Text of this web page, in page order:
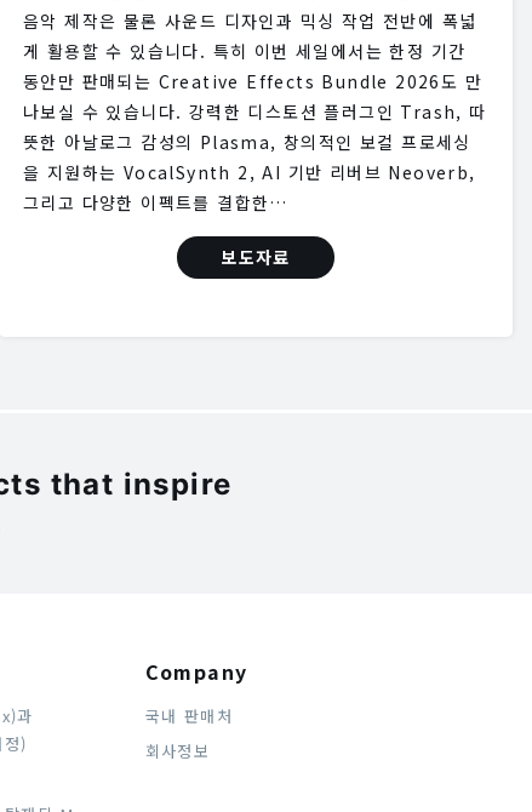
음악 제작은 물론 사운드 디자인과 믹싱 작업 전반에 폭넓
게 활용할 수 있습니다. 특히 이번 세일에서는 한정 기간
동안만 판매되는 Creative Effects Bundle 2026도 만
나보실 수 있습니다. 강력한 디스토션 플러그인 Trash, 따
뜻한 아날로그 감성의 Plasma, 창의적인 보컬 프로세싱
을 지원하는 VocalSynth 2, AI 기반 리버브 Neoverb,
그리고 다양한 이펙트를 결합한…
보도자료
that inspire
과
)
Company
국내 판매처
회사정보